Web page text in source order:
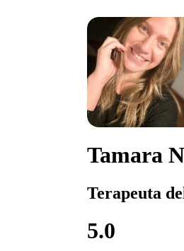
Tamara
Terapeuta
5.0